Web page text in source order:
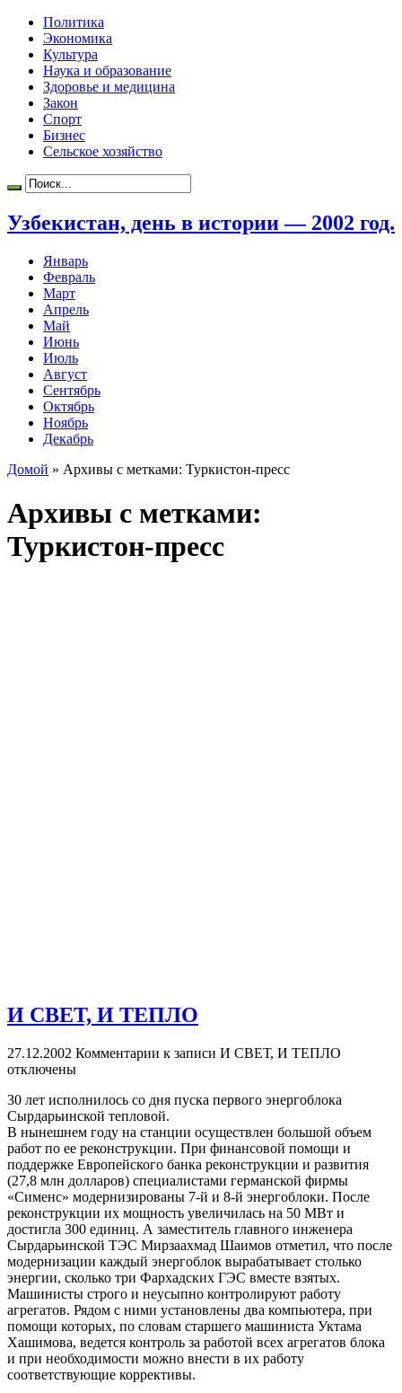
Политика
Экономика
Культура
Наука и образование
Здоровье и медицина
Закон
Спорт
Бизнес
Сельское хозяйство
Узбекистан, день в истории — 2002 год.
Январь
Февраль
Март
Апрель
Май
Июнь
Июль
Август
Сентябрь
Октябрь
Ноябрь
Декабрь
Домой » Архивы с метками: Туркистон-пресс
Архивы с метками:
Туркистон-пресс
И СВЕТ, И ТЕПЛО
27.12.2002 Комментарии к записи И СВЕТ, И ТЕПЛО
отключены
30 лет исполнилось со дня пуска первого энергоблока
Сырдарьинской тепловой.
В нынешнем году на станции осуществлен большой объем
работ по ее реконструкции. При финансовой помощи и
поддержке Европейского банка реконструкции и развития
(27,8 млн долларов) специалистами германской фирмы
«Сименс» модернизированы 7-й и 8-й энергоблоки. После
реконструкции их мощность увеличилась на 50 МВт и
достигла 300 единиц. А заместитель главного инженера
Сырдарьинской ТЭС Мирзаахмад Шаимов отметил, что после
модернизации каждый энергоблок вырабатывает столько
энергии, сколько три Фархадских ГЭС вместе взятых.
Машинисты строго и неусыпно контролируют работу
агрегатов. Рядом с ними установлены два компьютера, при
помощи которых, по словам старшего машиниста Уктама
Хашимова, ведется контроль за работой всех агрегатов блока
и при необходимости можно внести в их работу
соответствующие коррективы.